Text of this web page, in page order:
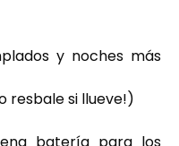
y noches más
resbale si llueve!)